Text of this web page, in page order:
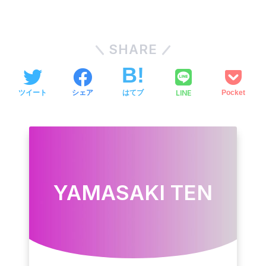
SHARE
ツイート シェア はてブ LINE Pocket
YAMASAKI TEN